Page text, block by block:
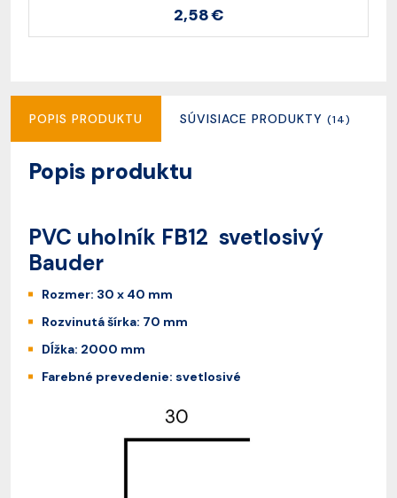
2,58 €
POPIS PRODUKTU SÚVISIACE PRODUKTY (14)
Popis produktu
PVC uholník FB12 svetlosivý
Bauder
Rozmer: 30 x 40 mm
Rozvinutá šírka: 70 mm
Dĺžka: 2000 mm
Farebné prevedenie: svetlosivé